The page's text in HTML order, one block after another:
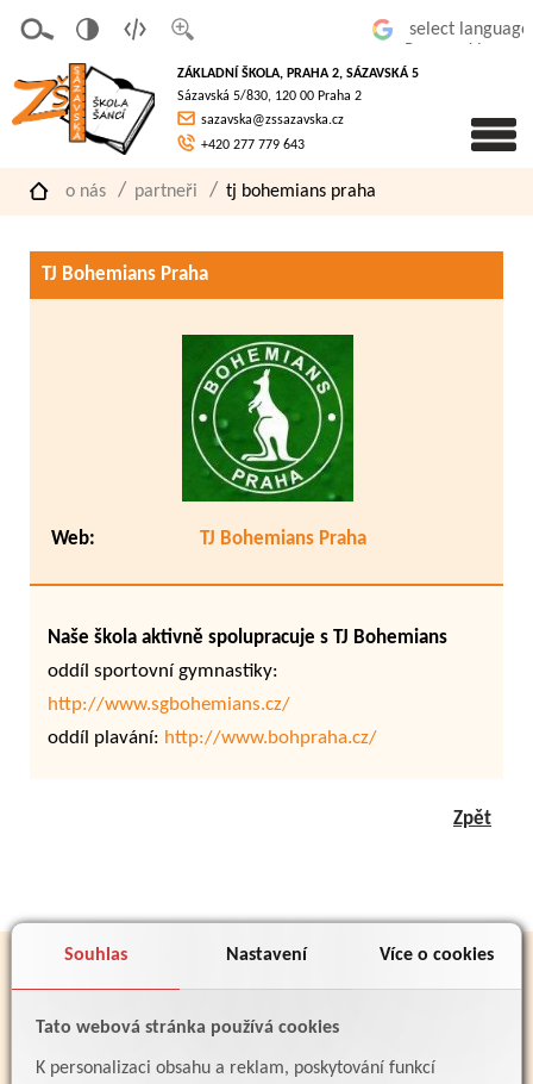
Souhlas Nastavení Více o cookies
Tato webová stránka používá cookies
K personalizaci obsahu a reklam, poskytování funkcí
písmo
á
verze
pro
slaboz
raké
ZÁKLADNÍ ŠKOLA, PRAHA 2, SÁZAVSKÁ 5
Sázavská 5/830, 120 00 Praha 2
sazavska@zssazavska.cz
+420 277 779 643
o nás partneři tj bohemians praha
TJ Bohemians Praha
Web: TJ Bohemians Praha
Naše škola aktivně spolupracuje s TJ Bohemians
oddíl sportovní gymnastiky:
http://www.sgbohemians.cz/
oddíl plavání: http://www.bohpraha.cz/
Zpět